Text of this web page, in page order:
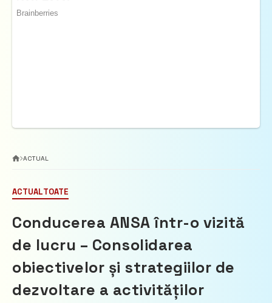
ACTUAL
ACTUALTOATE
Conducerea ANSA într-o vizită
de lucru – Consolidarea
obiectivelor și strategiilor de
dezvoltare a activităților